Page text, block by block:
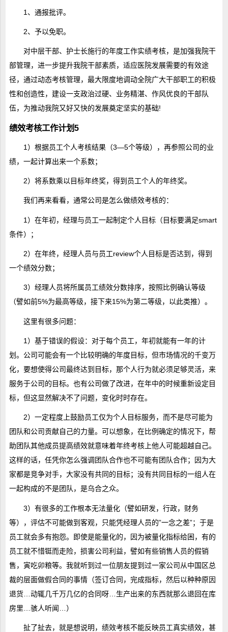
1、通报批评。
2、予以免职。
对中层干部、护士长施行的年度工作实绩考核，是加强我院干
部管理，进一步提升我院干部素质，适应医院发展需要的有效途
径，通过动态考核管理，最大限度地调动全院广大干部职工的积极
性和创造性，建设一支政治过硬、业务精湛、作风优良的干部队
伍，为推动我院又好又快的发展奠定坚实的基础!
绩效考核工作计划5
1）根据员工个人考核结果（3—5个等级），再参照公司的业
绩，一起计算出来一个系数；
2）将系数乘以目标年终奖，得到员工个人的年终奖。
我们再来看看，通常公司是怎么做绩效考核的：
1）在年初，经理与员工一起制定个人目标（目标要满足smart
条件）；
2）在年终，经理人员与员工review个人目标是否达到，得到
一个绩效分数；
3）经理人员将所属员工绩效分数排序，按照比例确认等级
（譬如前5%为最高等级，接下来15%为第二等级，以此类推）。
这里有很多问题：
1）基于错误的假设：对于每个员工，年初就能有一年的计
划。公司可能会有一个比较明确的年度目标，但市场情况的千变万
化，要想使得公司最终达到目标，那个人行为就必须足够灵活，来
服务于公司的目标。也有公司做了改进，在年中的时候重新设定目
标，但这显然解决不了问题，变化时时存在。
2）一定程度上鼓励员工仅为个人目标服务，而不是尽可能为
团队和公司贡献自己的力量。可以想象，在比例确定的情况下，帮
助团队其他成员提高绩效就意味着年终考核上他人可能超越自己。
这样的话，任凭你怎么强调团队合作也不可能有团队合作；因为大
家都是竞争对手，大家没有共同的目标；没有共同目标的一组人在
一起构成的不是团队，是乌合之众。
3）有很多的工作根本无法量化（譬如研发，行政，财务
等），评估不可能做到客观，只能凭经理人员的”一念之差”；于是
员工就会多有抱怨。即使是能量化的，因为被量化指标给困，有的
员工就不惜铤而走险，损害公司利益，譬如有些销售人员的假销
售，寅吃卯粮等。我就听到过一位朋友提到过一家公司从中国区总
裁的层面做假合同的事情（签订合同，完成指标，然后以种种原因
退货…动辄几千万几亿的合同呀…生产出来的东西就那么退回在库
房里…骇人听闻…）
扯了扯去，就是想说明，绩效考核不能反映员工真实绩效，甚